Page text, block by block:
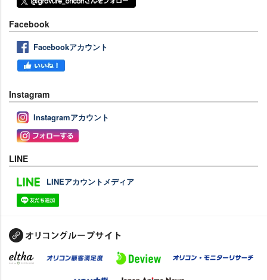
Facebook
Facebookアカウント
Instagram
Instagramアカウント
LINE
LINEアカウントメディア